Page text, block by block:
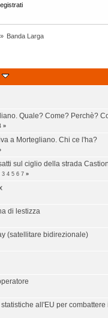
Banda Larga
Quale? Come? Perchè?
»
a Mortegliano. Chi ce l'ha?
sul ciglio della strada
3 4 5 6 7 »
di lestizza
(satellitare bidirezionale)
all'EU per